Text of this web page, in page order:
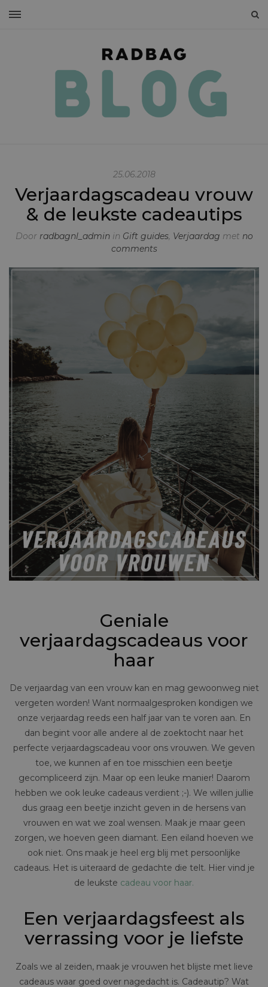
25.06.2018
Verjaardagscadeau vrouw
& de leukste cadeautips
Door radbagnl_adminin Gift guides, Verjaardag met no
comments
Geniale
verjaardagscadeaus voor
haar
De verjaardag van een vrouw kan en mag gewoonweg niet
vergeten worden! Want normaalgesproken kondigen we
onze verjaardag reeds een half jaar van te voren aan. En
dan begint voor alle andere al de zoektocht naar het
perfecte verjaardagscadeau voor ons vrouwen. We geven
toe, we kunnen af en toe misschien een beetje
gecompliceerd zijn. Maar op een leuke manier! Daarom
hebben we ook leuke cadeaus verdient ;-). We willen jullie
dus graag een beetje inzicht geven in de hersens van
vrouwen en wat we zoal wensen. Maak je maar geen
zorgen, we hoeven geen diamant. Een eiland hoeven we
ook niet. Ons maak je heel erg blij met persoonlijke
cadeaus. Het is uiteraard de gedachte die telt. Hier vind je
de leukste cadeau voor haar.
Een verjaardagsfeest als
verrassing voor je liefste
Zoals we al zeiden, maak je vrouwen het blijste met lieve
cadeaus waar goed over nagedacht is. Cadeautip? Wat